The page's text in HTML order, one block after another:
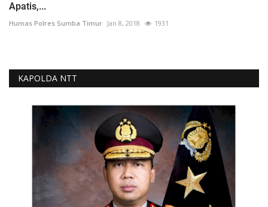
Apatis,...
Humas Polres Sumba Timur Jan 8, 2018 1931
KAPOLDA NTT